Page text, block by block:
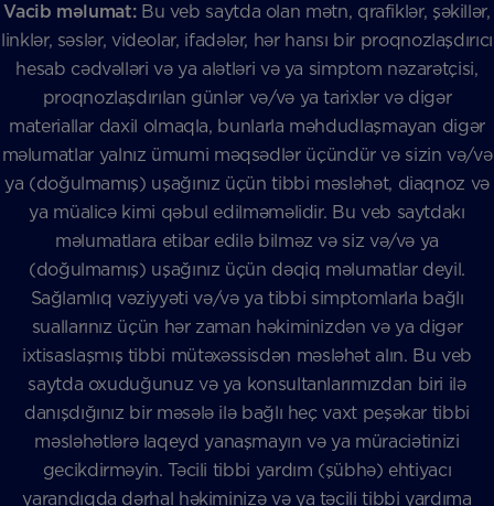
Vacib məlumat:Bu veb saytda olan mətn, qrafiklər, şəkillər,
linklər, səslər, videolar, ifadələr, hər hansı bir proqnozlaşdırıcı
hesab cədvəlləri və ya alətləri və ya simptom nəzarətçisi,
proqnozlaşdırılan günlər və/və ya tarixlər və digər
materiallar daxil olmaqla, bunlarla məhdudlaşmayan digər
məlumatlar yalnız ümumi məqsədlər üçündür və sizin və/və
ya (doğulmamış) uşağınız üçün tibbi məsləhət, diaqnoz və
ya müalicə kimi qəbul edilməməlidir. Bu veb saytdakı
məlumatlara etibar edilə bilməz və siz və/və ya
(doğulmamış) uşağınız üçün dəqiq məlumatlar deyil.
Sağlamlıq vəziyyəti və/və ya tibbi simptomlarla bağlı
suallarınız üçün hər zaman həkiminizdən və ya digər
ixtisaslaşmış tibbi mütəxəssisdən məsləhət alın. Bu veb
saytda oxuduğunuz və ya konsultanlarımızdan biri ilə
danışdığınız bir məsələ ilə bağlı heç vaxt peşəkar tibbi
məsləhətlərə laqeyd yanaşmayın və ya müraciətinizi
gecikdirməyin. Təcili tibbi yardım (şübhə) ehtiyacı
yarandıqda dərhal həkiminizə və ya təcili tibbi yardıma